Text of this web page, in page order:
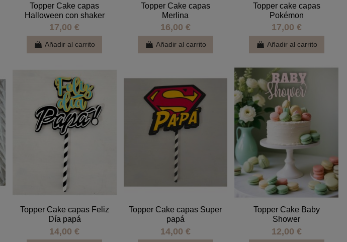
Topper Cake capas
Halloween con shaker
17,00 €
Añadir al carrito
Topper Cake capas
Merlina
16,00 €
Añadir al carrito
Topper cake capas
Pokémon
17,00 €
Añadir al carrito
Topper Cake capas Feliz
Día papá
14,00 €
Topper Cake capas Super
papá
14,00 €
Topper Cake Baby
Shower
12,00 €